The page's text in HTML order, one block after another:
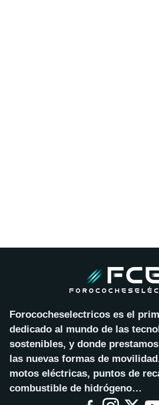
Forococheselectricos es el
dedicado al mundo de las
sostenibles, y donde
las nuevas formas de
motos eléctricas, puntos de
combustible de hidrógeno…